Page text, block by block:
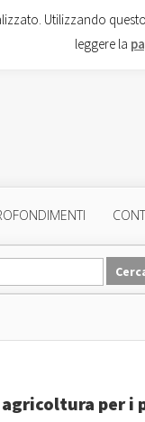
per i
Utilizzando
leggere la